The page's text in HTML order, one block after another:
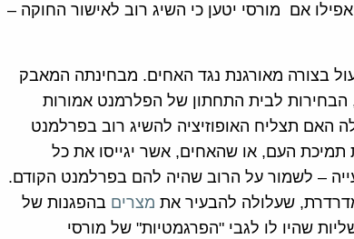
אם מורסי יטען כי השיג רוב לאישור החוקה –
בצורה מאורגנת נגד האחים. מבחינתה המאבק
לבית התחתון של הפלרמנט אמורות
האם תצליח האופוזיציה להשיג רוב בפרלמנט
תמיכת העם, או שהאחים, אשר יגייסו את כל
– לשמור על הרוב שהיה להם בפרלמנט הקודם.
שעלולה להבעיר את מצרים בהפגנות של
שהיו לו לגבי "הפרגמטיות" של מורסי